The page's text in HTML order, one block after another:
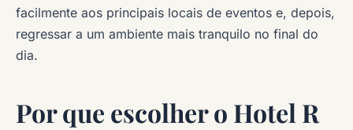
facilmente aos principais locais de eventos e, depois,
regressar a um ambiente mais tranquilo no final do
dia.
Por que escolher o Hotel R